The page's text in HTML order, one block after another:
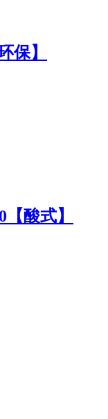
保】
酸式】